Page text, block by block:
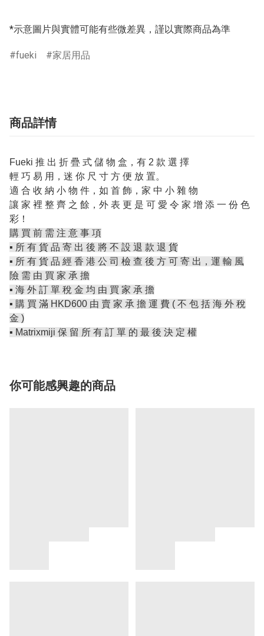
*示意圖片與實體可能有些微差異，謹以實際商品為準
fueki 家居用品
商品詳情
Fueki 推 出 折 疊 式 儲 物 盒，有 2 款 選 擇
輕 巧 易 用，迷 你 尺 寸 方 便 放 置。
適 合 收 納 小 物 件，如 首 飾，家 中 小 雜 物
讓 家 裡 整 齊 之 餘，外 表 更 是 可 愛 令 家 增 添 一 份 色
彩！
購 買 前 需 注 意 事 項
▪️ 所 有 貨 品 寄 出 後 將 不 設 退 款 退 貨
▪️ 所 有 貨 品 經 香 港 公 司 檢 查 後 方 可 寄 出，運 輸 風
險 需 由 買 家 承 擔
▪️ 海 外 訂 單 稅 金 均 由 買 家 承 擔
▪️ 購 買 滿 HKD600 由 賣 家 承 擔 運 費 ( 不 包 括 海 外 稅
金 )
▪️ Matrixmiji 保 留 所 有 訂 單 的 最 後 決 定 權
你可能感興趣的商品